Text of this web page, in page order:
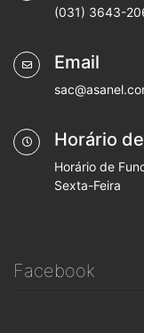
(031) 3643-
Email
Horário
Horário de
Sexta-Feira
Facebook